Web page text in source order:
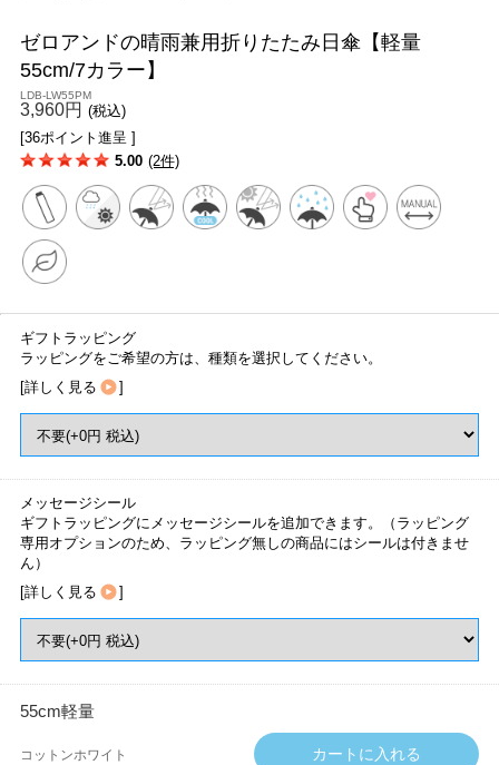
ゼロアンドの晴雨兼用折りたたみ日傘【軽量
55cm/7カラー】
LDB-LW55PM
3,960円 (税込)
[36ポイント進呈 ]
5.00 (2件)
ギフトラッピング
ラッピングをご希望の方は、種類を選択してください。
[詳しく見る ]
メッセージシール
ギフトラッピングにメッセージシールを追加できます。（ラッピング
専用オプションのため、ラッピング無しの商品にはシールは付きませ
ん）
[詳しく見る ]
55cm軽量
コットンホワイト